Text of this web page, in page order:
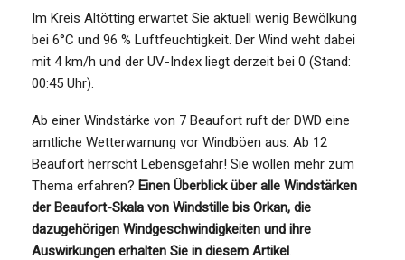
Im Kreis Altötting erwartet Sie aktuell wenig Bewölkung
bei 6°C und 96 % Luftfeuchtigkeit. Der Wind weht dabei
mit 4 km/h und der UV-Index liegt derzeit bei 0 (Stand:
00:45 Uhr).
Ab einer Windstärke von 7 Beaufort ruft der DWD eine
amtliche Wetterwarnung vor Windböen aus. Ab 12
Beaufort herrscht Lebensgefahr! Sie wollen mehr zum
Thema erfahren? Einen Überblick über alle Windstärken
der Beaufort-Skala von Windstille bis Orkan, die
dazugehörigen Windgeschwindigkeiten und ihre
Auswirkungen erhalten Sie in diesem Artikel.